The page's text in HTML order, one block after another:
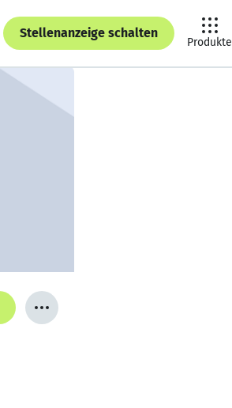
Stellenanzeige schalten
Produkte